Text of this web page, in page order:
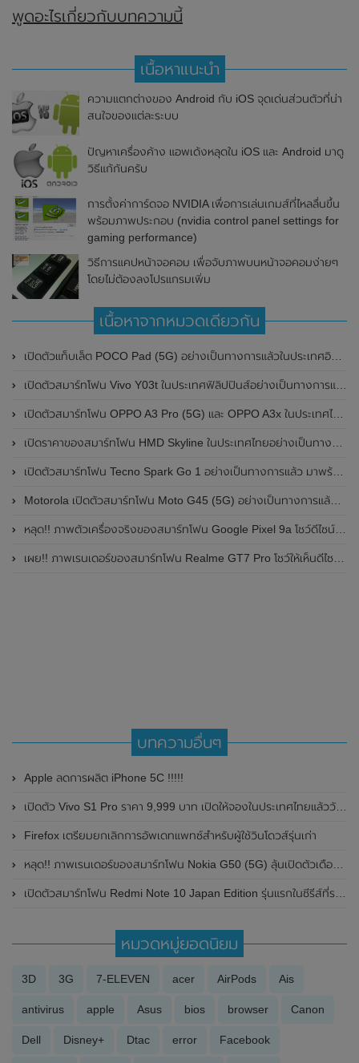
พูดอะไรเกี่ยวกับบทความนี้
เนื้อหาแนะนำ
ความแตกต่างของ Android กับ iOS จุดเด่นส่วนตัวที่น่า
สนใจของแต่ละระบบ
ปัญหาเครื่องค้าง แอพเด้งหลุดใน iOS และ Android มาดู
วิธีแก้กันครับ
การตั้งค่าการ์ดจอ NVIDIA เพื่อการเล่นเกมส์ที่ไหลลื่นขึ้น
พร้อมภาพประกอบ (nvidia control panel settings for
gaming performance)
วิธีการแคปหน้าจอคอม เพื่อจับภาพบนหน้าจอคอมง่ายๆ
โดยไม่ต้องลงโปรแกรมเพิ่ม
เนื้อหาจากหมวดเดียวกัน
เปิดตัวแท็บเล็ต POCO Pad (5G) อย่างเป็นทางการแล้วในประเทศอินเดีย มาพร้อมชิปเซ็ต Snapdragon 7s Gen 2 ของ Qualcomm และรองรับเครือข่าย 5G
เปิดตัวสมาร์ทโฟน Vivo Y03t ในประเทศฟิลิปปินส์อย่างเป็นทางการแล้ว มาพร้อมชิปเซ็ต Unisoc T612 , กล้องหลัง ความละเอียด 13MP , แบตเตอรี่ 5,000mAh และหน้าจอแสดงผล LCD / 90Hz
เปิดตัวสมาร์ทโฟน OPPO A3 Pro (5G) และ OPPO A3x ในประเทศไทยอย่างเป็นทางการแล้ว ในราคาเริ่มต้นเพียง 3,999 บาท
เปิดราคาของสมาร์ทโฟน HMD Skyline ในประเทศไทยอย่างเป็นทางการแล้ว ราคา 14,990 บาท
เปิดตัวสมาร์ทโฟน Tecno Spark Go 1 อย่างเป็นทางการแล้ว มาพร้อมหน้าจอแสดงผล LCD / 120Hz , แบตเตอรี่ 5,000mAh และใช้ชิปเซ็ต Unisoc
Motorola เปิดตัวสมาร์ทโฟน Moto G45 (5G) อย่างเป็นทางการแล้วในอินเดีย
หลุด!! ภาพตัวเครื่องจริงของสมาร์ทโฟน Google Pixel 9a โชว์ดีไซน์ใหม่ กล้องหลังแบนราบ ไม่มีกรอบของกล้องแล้ว
เผย!! ภาพเรนเดอร์ของสมาร์ทโฟน Realme GT7 Pro โชว์ให้เห็นดีไซน์ใหม่ พร้อมเผยรายละเอียดสเปกที่สำคัญบางส่วน
บทความอื่นๆ
Apple ลดการผลิต iPhone 5C !!!!!
เปิดตัว Vivo S1 Pro ราคา 9,999 บาท เปิดให้จองในประเทศไทยแล้ววันนี้
Firefox เตรียมยกเลิกการอัพเดทแพทซ์สำหรับผู้ใช้วินโดวส์รุ่นเก่า
หลุด!! ภาพเรนเดอร์ของสมาร์ทโฟน Nokia G50 (5G) ลุ้นเปิดตัวเดือนกันยายน 2021 นี้
เปิดตัวสมาร์ทโฟน Redmi Note 10 Japan Edition รุ่นแรกในซีรีส์ที่รองรับกันน้ำกันฝุ่น IP68 และชิปเซ็ต Snapdragon 480
หมวดหมู่ยอดนิยม
3D 3G 7-ELEVEN acer AirPods Ais
antivirus apple Asus bios browser Canon
Dell Disney+ Dtac error Facebook